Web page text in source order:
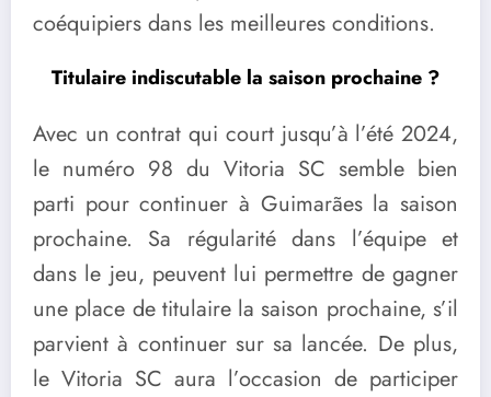
coéquipiers dans les meilleures conditions.
Titulaire indiscutable la saison prochaine ?
Avec un contrat qui court jusqu’à l’été 2024,
le numéro 98 du Vitoria SC semble bien
parti pour continuer à Guimarães la saison
prochaine. Sa régularité dans l’équipe et
dans le jeu, peuvent lui permettre de gagner
une place de titulaire la saison prochaine, s’il
parvient à continuer sur sa lancée. De plus,
le Vitoria SC aura l’occasion de participer